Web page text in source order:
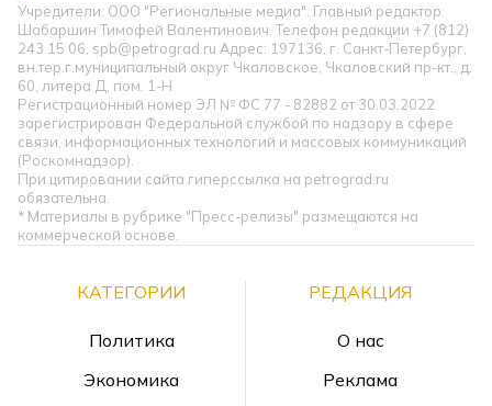
Учредители: ООО "Региональные медиа". Главный редактор:
Шабаршин Тимофей Валентинович. Телефон редакции +7 (812)
243 15 06, spb@petrograd.ru Адрес: 197136, г. Санкт-Петербург,
вн.тер.г.муниципальный округ Чкаловское, Чкаловский пр-кт., д.
60, литера Д, пом. 1-Н
Регистрационный номер ЭЛ № ФС 77 - 82882 от 30.03.2022
зарегистрирован Федеральной службой по надзору в сфере
связи, информационных технологий и массовых коммуникаций
(Роскомнадзор).
При цитировании сайта гиперссылка на petrograd.ru
обязательна.
* Материалы в рубрике "Пресс-релизы" размещаются на
коммерческой основе.
КАТЕГОРИИ
Политика
Экономика
РЕДАКЦИЯ
О нас
Реклама